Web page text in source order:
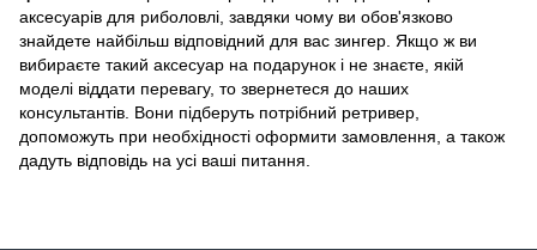
аксесуарів для риболовлі, завдяки чому ви обов'язково
знайдете найбільш відповідний для вас зингер. Якщо ж ви
вибираєте такий аксесуар на подарунок і не знаєте, якій
моделі віддати перевагу, то звернетеся до наших
консультантів. Вони підберуть потрібний ретривер,
допоможуть при необхідності оформити замовлення, а також
дадуть відповідь на усі ваші питання.